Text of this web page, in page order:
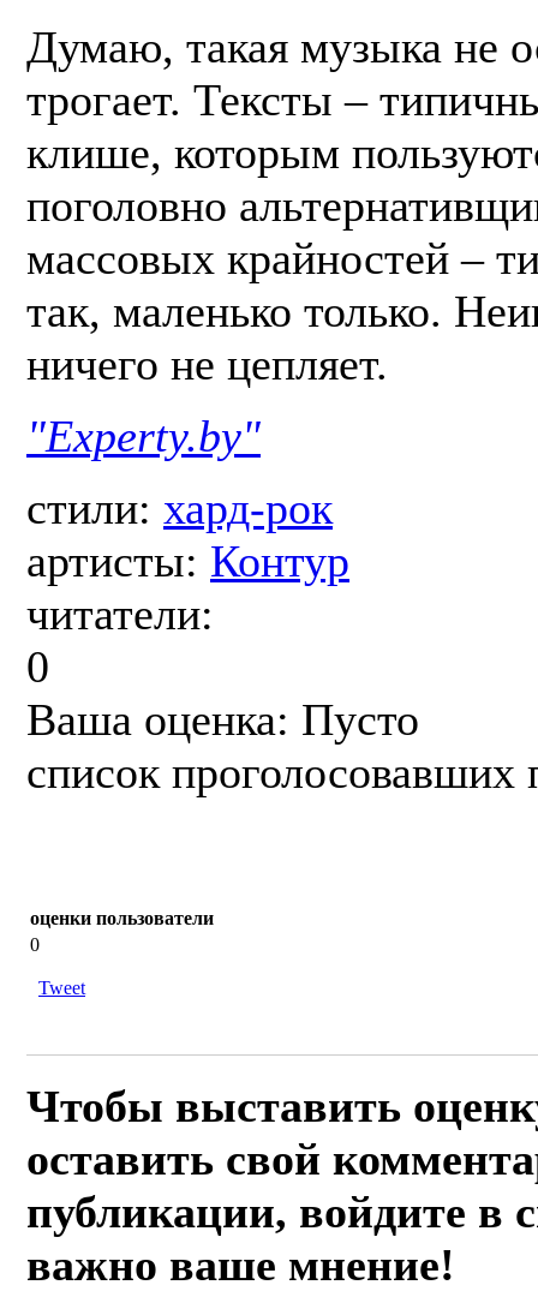
Думаю, такая музыка не
трогает. Тексты –
клише, которым
поголовно
массовых крайностей –
так, маленько только.
ничего не цепляет.
"Experty.by"
стили: хард-рок
артисты: Контур
читатели:
0
Ваша оценка: Пусто
список
оценки пользователи
0
Tweet
Чтобы выставить
оставить свой
публикации, войдите в
важно ваше мнение!